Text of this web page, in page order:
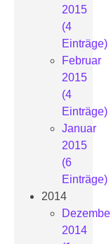
2015
(4
Einträge)
Februar
2015
(4
Einträge)
Januar
2015
(6
Einträge)
2014
2014